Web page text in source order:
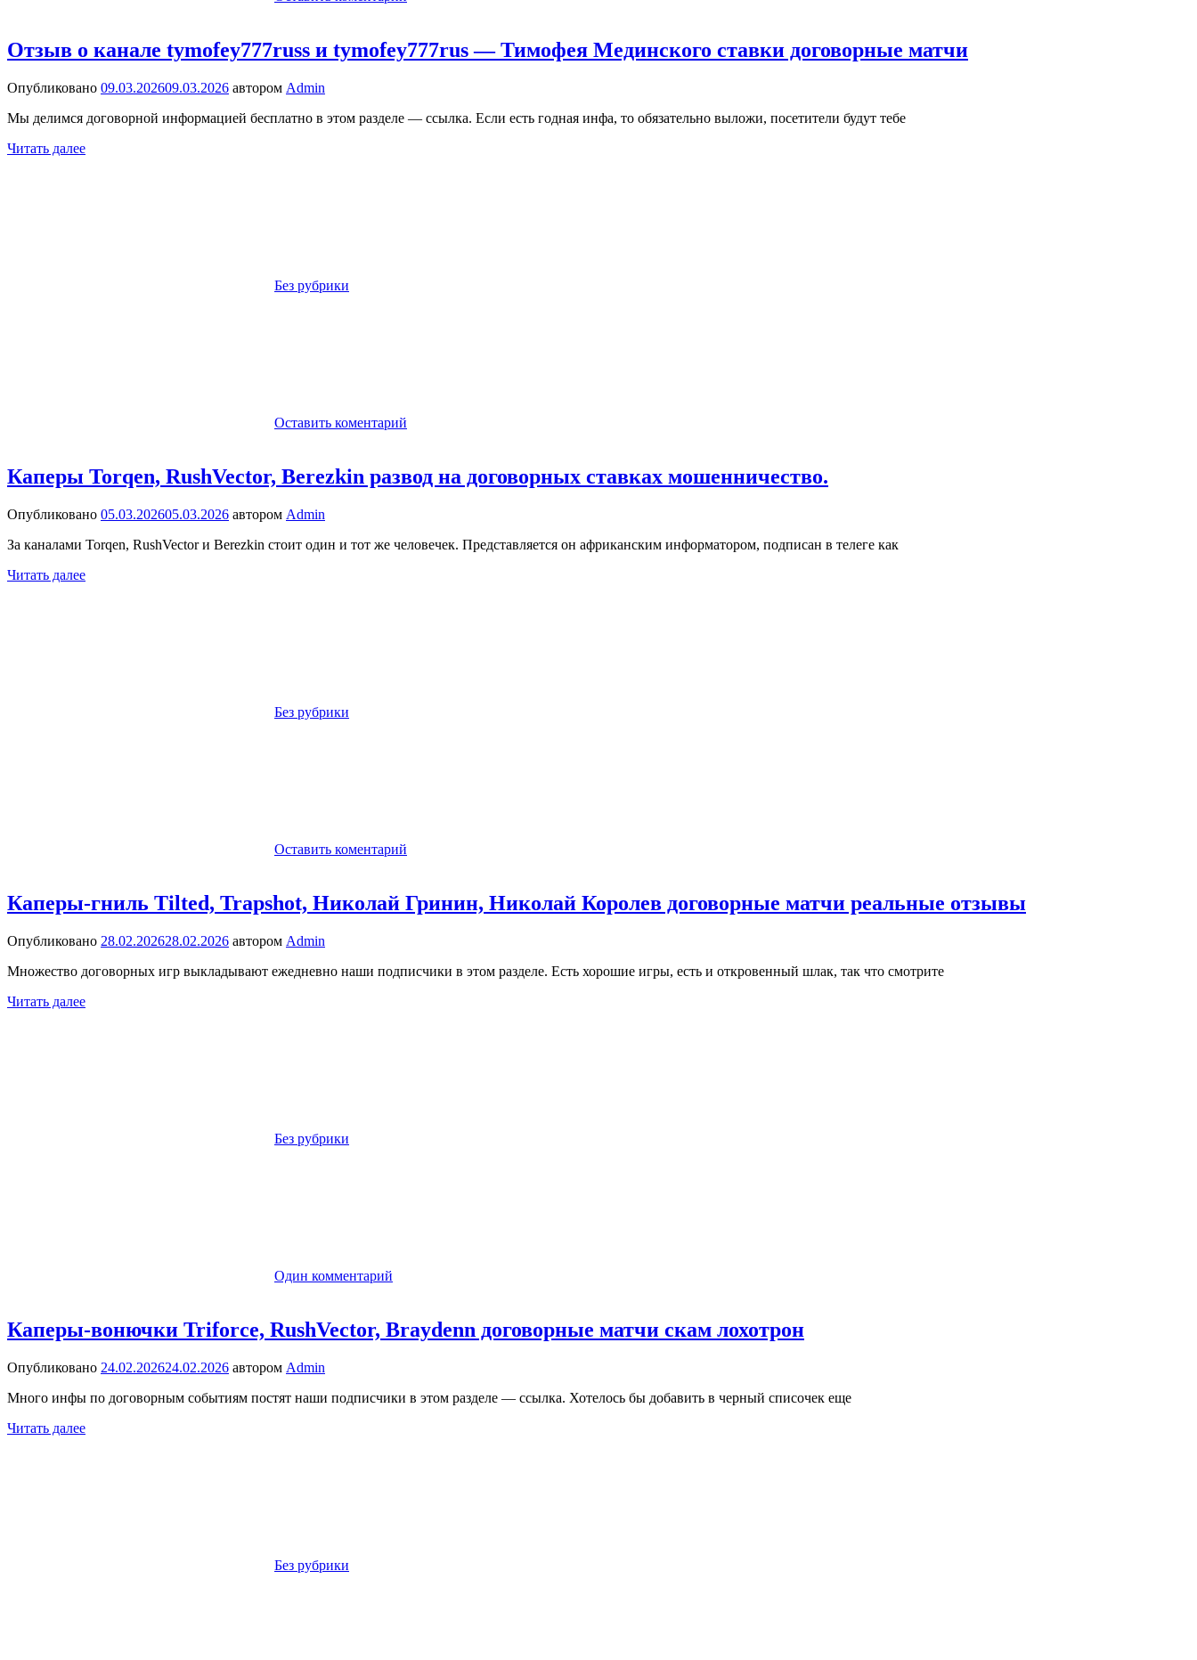
Отзыв о канале tymofey777russ и tymofey777rus — Тимофея Мединского ставки договорные матчи
Опубликовано 09.03.202609.03.2026 автором Admin
Мы делимся договорной информацией бесплатно в этом разделе — ссылка. Если есть годная инфа, то обязательно выложи, посетители будут тебе
Читать далее
Без рубрики
Оставить коментарий
Каперы Torqen, RushVector, Berezkin развод на договорных ставках мошенничество.
Опубликовано 05.03.202605.03.2026 автором Admin
За каналами Torqen, RushVector и Berezkin стоит один и тот же человечек. Представляется он африканским информатором, подписан в телеге как
Читать далее
Без рубрики
Оставить коментарий
Каперы-гниль Tilted, Trapshot, Николай Гринин, Николай Королев договорные матчи реальные отзывы
Опубликовано 28.02.202628.02.2026 автором Admin
Множество договорных игр выкладывают ежедневно наши подписчики в этом разделе. Есть хорошие игры, есть и откровенный шлак, так что смотрите
Читать далее
Без рубрики
Один комментарий
Каперы-вонючки Triforce, RushVector, Braydenn договорные матчи скам лохотрон
Опубликовано 24.02.202624.02.2026 автором Admin
Много инфы по договорным событиям постят наши подписчики в этом разделе — ссылка. Хотелось бы добавить в черный списочек еще
Читать далее
Без рубрики